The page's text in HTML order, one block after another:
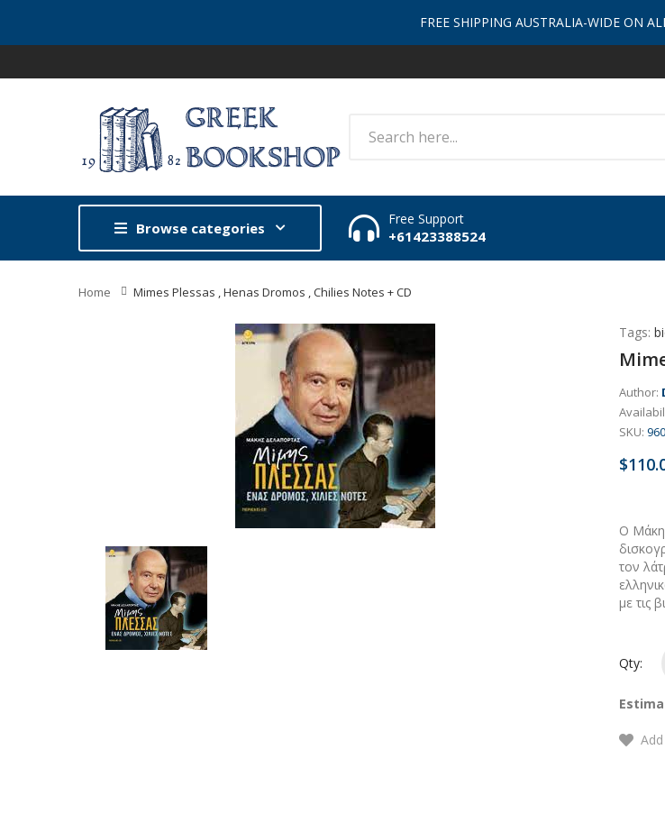
FREE SHIPPING AUSTRALIA-WIDE ON
Browse categories
Free Support
+61423388524
Home Mimes Plessas , Henas Dromos , Chilies Notes + CD
Tags:
Author:
SKU:
Ο
τον
με τις
Qty: